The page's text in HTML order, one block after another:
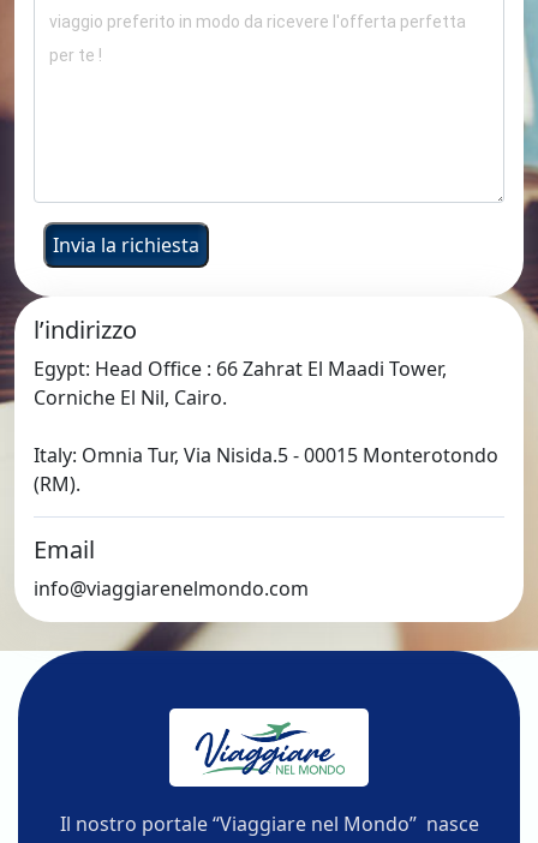
l’indirizzo
Egypt: Head Office : 66 Zahrat El Maadi Tower,
Corniche El Nil, Cairo.
Italy: Omnia Tur, Via Nisida.5 - 00015 Monterotondo
(RM).
Email
info@viaggiarenelmondo.com
Il nostro portale “Viaggiare nel Mondo” nasce